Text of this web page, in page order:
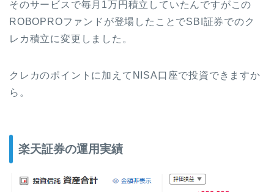
そのサービスで毎月1万円積立していたんですがこの
ROBOPROファンドが登場したことでSBI証券でのク
レカ積立に変更しました。
クレカのポイントに加えてNISA口座で投資できますか
ら。
楽天証券の運用実績